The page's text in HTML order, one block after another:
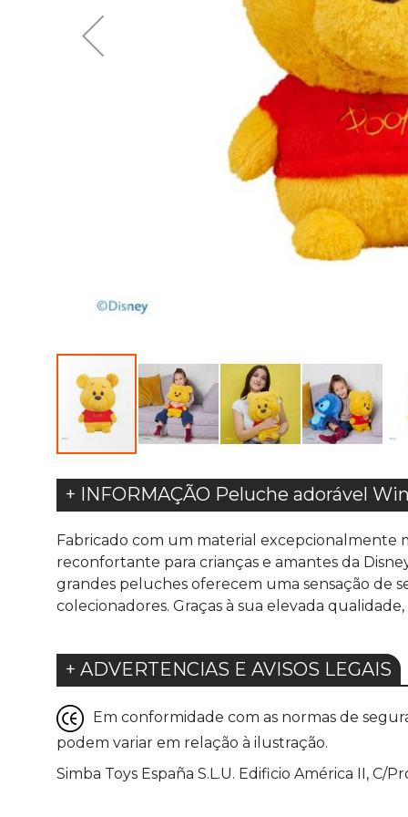
+ INFORMAÇÃO Peluche adorável
Fabricado com um material excepcionalmente
reconfortante para crianças e amantes da
grandes peluches oferecem uma sensação de
colecionadores. Graças à sua elevada
+ ADVERTENCIAS E AVISOS LEGAIS
Em conformidade com as normas de
podem variar em relação à ilustração.
Simba Toys España S.L.U. Edificio América II, C/